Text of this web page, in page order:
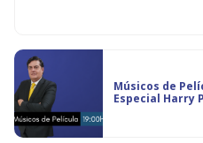
Músicos de
Especial Harry